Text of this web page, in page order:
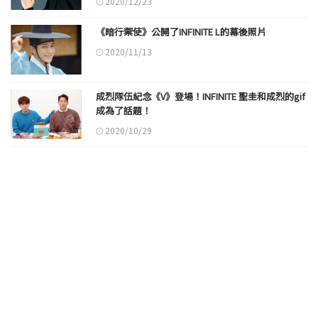
《暗行禦使》公開了INFINITE L的幕後照片
2020/11/13
成烈隊伍紀念《V》登場！INFINITE 聖圭和成烈的gif
成為了話題！
2020/10/29